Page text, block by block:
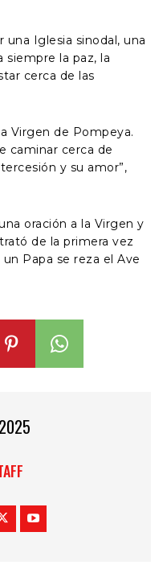
una Iglesia sinodal, una
siempre la paz, la
cerca de las
Virgen de Pompeya.
caminar cerca de
y su amor”,
oración a la Virgen y
de la primera vez
Papa se reza el Ave